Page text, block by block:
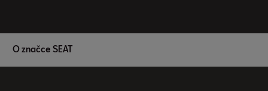
O značce SEAT
O značce SEAT